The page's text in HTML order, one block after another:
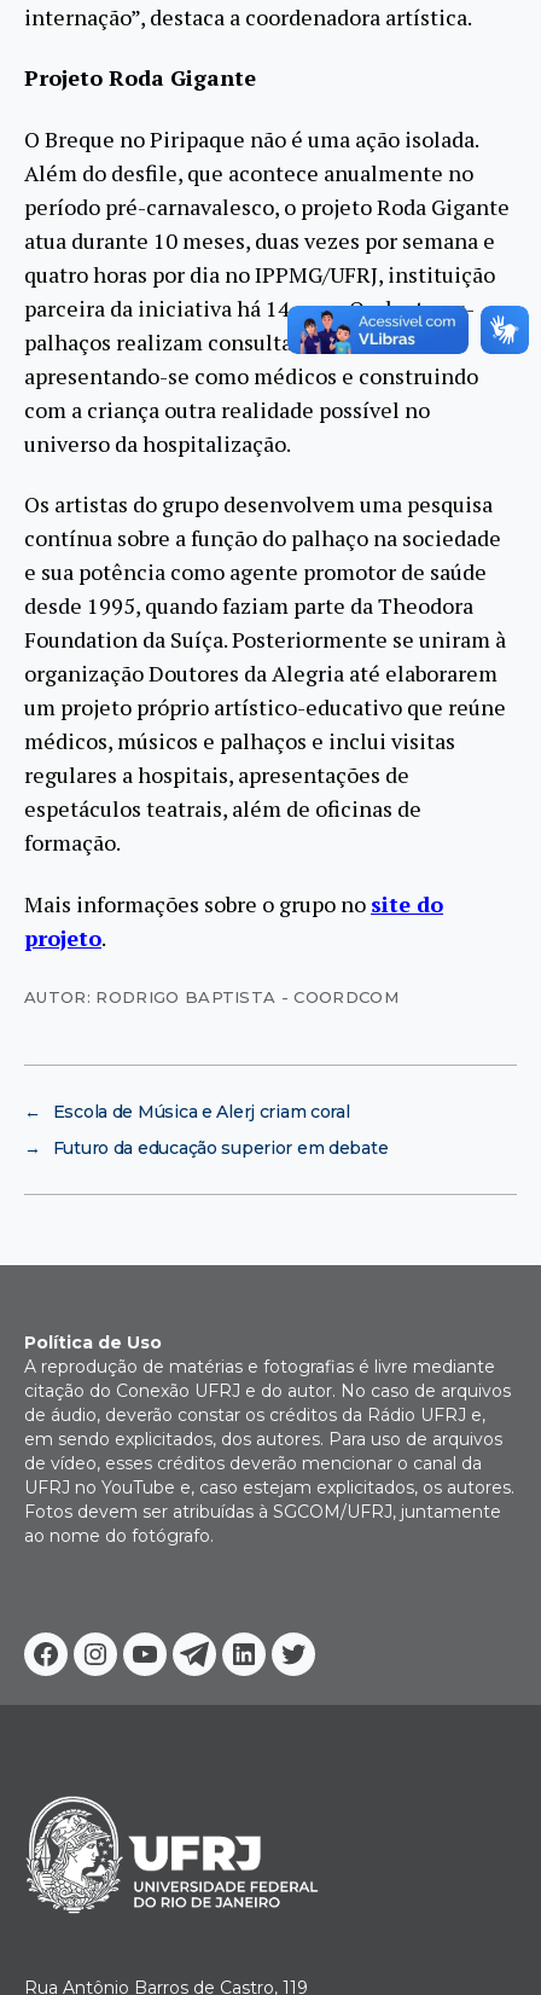
internação”, destaca a coordenadora artística.
Projeto Roda Gigante
O Breque no Piripaque não é uma ação isolada.
Além do desfile, que acontece anualmente no
período pré-carnavalesco, o projeto Roda Gigante
atua durante 10 meses, duas vezes por semana e
quatro horas por dia no IPPMG/UFRJ, instituição
parceira da iniciativa há 14 anos. Os doutores-
palhaços realizam consultas leito a leito,
apresentando-se como médicos e construindo
com a criança outra realidade possível no
universo da hospitalização.
Os artistas do grupo desenvolvem uma pesquisa
contínua sobre a função do palhaço na sociedade
e sua potência como agente promotor de saúde
desde 1995, quando faziam parte da Theodora
Foundation da Suíça. Posteriormente se uniram à
organização Doutores da Alegria até elaborarem
um projeto próprio artístico-educativo que reúne
médicos, músicos e palhaços e inclui visitas
regulares a hospitais, apresentações de
espetáculos teatrais, além de oficinas de
formação.
Mais informações sobre o grupo no site do
projeto.
AUTOR: RODRIGO BAPTISTA - COORDCOM
←
Escola de Música e Alerj criam coral
→
Futuro da educação superior em debate
Facebook
Instagram
YoutubeTelegram
Linkedin
Twitter
Política de Uso
A reprodução de matérias e fotografias é livre mediante
citação do Conexão UFRJ e do autor. No caso de arquivos
de áudio, deverão constar os créditos da Rádio UFRJ e,
em sendo explicitados, dos autores. Para uso de arquivos
de vídeo, esses créditos deverão mencionar o canal da
UFRJ no YouTube e, caso estejam explicitados, os autores.
Fotos devem ser atribuídas à SGCOM/UFRJ, juntamente
ao nome do fotógrafo.
Rua Antônio Barros de Castro, 119